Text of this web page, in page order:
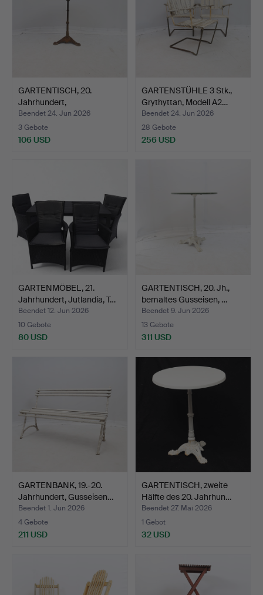
GARTENTISCH, 20.
Jahrhundert,
Gusseisenfuß…
Beendet 24. Jun 2026
3 Gebote
106 USD
GARTENSTÜHLE 3 Stk.,
Grythyttan, Modell A2…
Beendet 24. Jun 2026
28 Gebote
256 USD
GARTENMÖBEL, 21.
Jahrhundert, Jutlandia, T…
Beendet 12. Jun 2026
10 Gebote
80 USD
GARTENTISCH, 20. Jh.,
bemaltes Gusseisen, …
Beendet 9. Jun 2026
13 Gebote
311 USD
GARTENBANK, 19.-20.
Jahrhundert, Gusseisen…
Beendet 1. Jun 2026
4 Gebote
211 USD
GARTENTISCH, zweite
Hälfte des 20. Jahrhun…
Beendet 27. Mai 2026
1 Gebot
32 USD